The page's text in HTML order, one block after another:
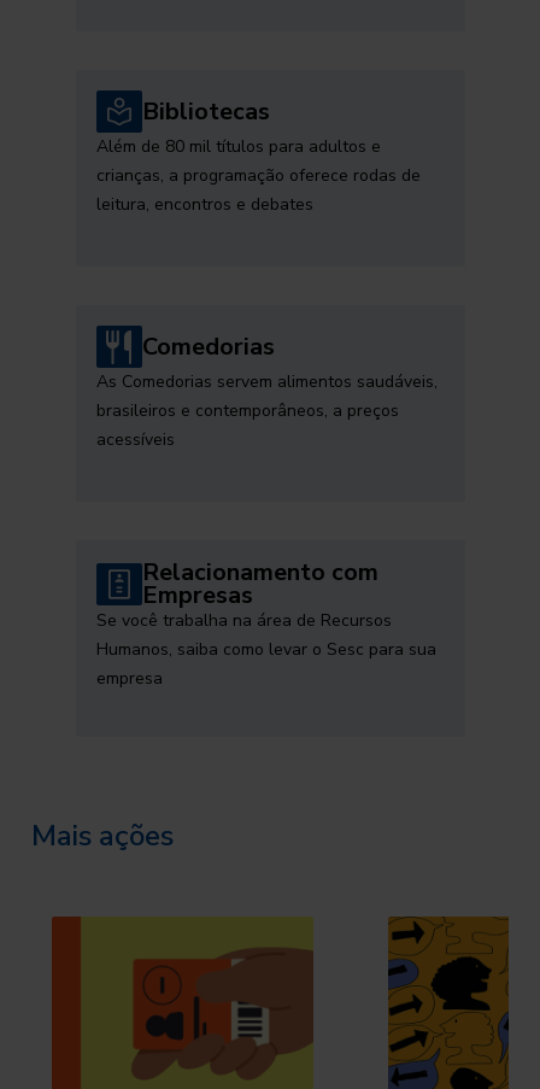
Bibliotecas
Além de 80 mil títulos para adultos e
crianças, a programação oferece rodas de
leitura, encontros e debates
Comedorias
As Comedorias servem alimentos saudáveis,
brasileiros e contemporâneos, a preços
acessíveis
Relacionamento com
Empresas
Se você trabalha na área de Recursos
Humanos, saiba como levar o Sesc para sua
empresa
Mais ações